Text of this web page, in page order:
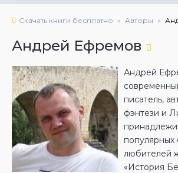
Скачать книги бесплатно Авторы
Андрей Ефремов
Андрей
писатель,
фэнтези и
популярных
любителей
«История